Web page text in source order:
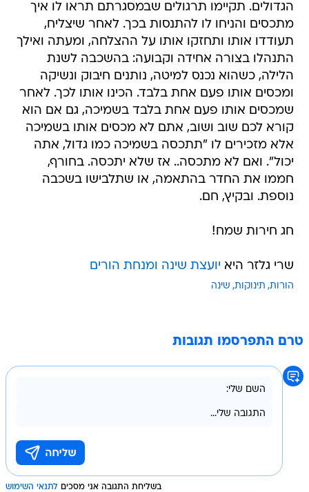
הגדולים. תקיימו תרגולים שבמסגרתם תראו לו איך
מתכסים והניחו לו להתנסות בכך. לאחר שיצליח,
תעודדו אותו ותחזקו אותו על ההצלחה, ומעתה ואילך
התנהלו בצורה אחידה וקבועה: בהשכבה לשנת
הלילה, כשהוא נכנס למיטה, נותנים חיבוק ונשיקה
ומכסים אותו פעם אחת בלבד. הכינו אותו לכך. לאחר
שמכסים אותו פעם אחת בלבד בשמיכה, גם אם הוא
קורא לכם שוב ושוב, אתם לא מכסים אותו בשמיכה
אלא מזכירים לו "תתכסה בשמיכה כמו גדול, אתה
יכול". ואם לא מתכסה.. אז שלא יתכסה. בחורף,
חממו את החדר בהתאמה, או שתלבישו בשכבה
נוספת. ובקיץ, חם.
חג חירות שמח!
שרי גלזר היא יועצת שינה ומנחת הורים
הורות תינוקות שינה
טרם התפרסמו תגובות
בשליחת התגובה אני מסכים לתנאי השימוש